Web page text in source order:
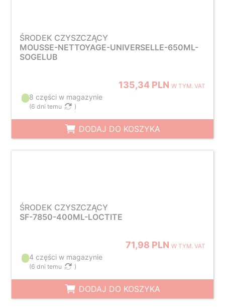
ŚRODEK CZYSZCZĄCY
MOUSSE-NETTOYAGE-UNIVERSELLE-650ML-
SOGELUB
135,34 PLNW TYM. VAT
8 części w magazynie
(6 dni temu )
DODAJ DO KOSZYKA
ŚRODEK CZYSZCZĄCY
SF-7850-400ML-LOCTITE
71,98 PLNW TYM. VAT
4 części w magazynie
(6 dni temu )
DODAJ DO KOSZYKA